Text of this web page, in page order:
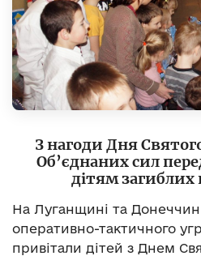
З нагоди Дня
Об’єднаних сил
дітям загиблих
На Луганщині та
оперативно-тактичного
привітали дітей з Днем